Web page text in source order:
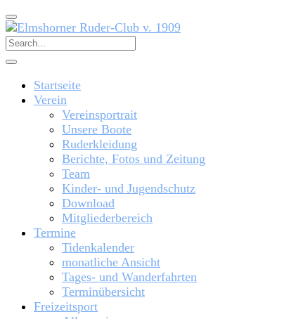
Startseite
Verein
Vereinsportrait
Unsere Boote
Ruderkleidung
Berichte, Fotos und Zeitung
Team
Kinder- und Jugendschutz
Download
Mitgliederbereich
Termine
Tidenkalender
monatliche Ansicht
Tages- und Wanderfahrten
Terminübersicht
Freizeitsport